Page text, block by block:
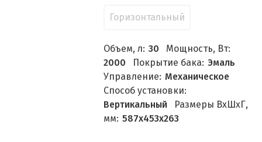
Горизонтальный
Объем, л: 30
Мощность, Вт:
2000
Покрытие бака: Эмаль
Управление: Механическое
Способ установки:
Вертикальный
Размеры ВхШхГ,
мм: 587х453х263